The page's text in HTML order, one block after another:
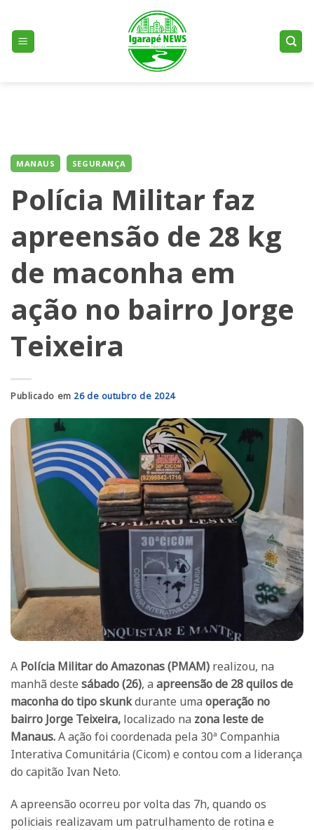
content
MANAUS SEGURANÇA
Polícia Militar faz
apreensão de 28 kg
de maconha em
ação no bairro Jorge
Teixeira
Publicado em 26 de outubro de 2024
A Polícia Militar do Amazonas (PMAM) realizou, na
manhã deste sábado (26), a apreensão de 28 quilos de
maconha do tipo skunkdurante uma operação no
bairro Jorge Teixeira, localizado na zona leste de
Manaus.A ação foi coordenada pela 30ª Companhia
Interativa Comunitária (Cicom) e contou com a liderança
do capitão Ivan Neto.
A apreensão ocorreu por volta das 7h, quando os
policiais realizavam um patrulhamento de rotina e